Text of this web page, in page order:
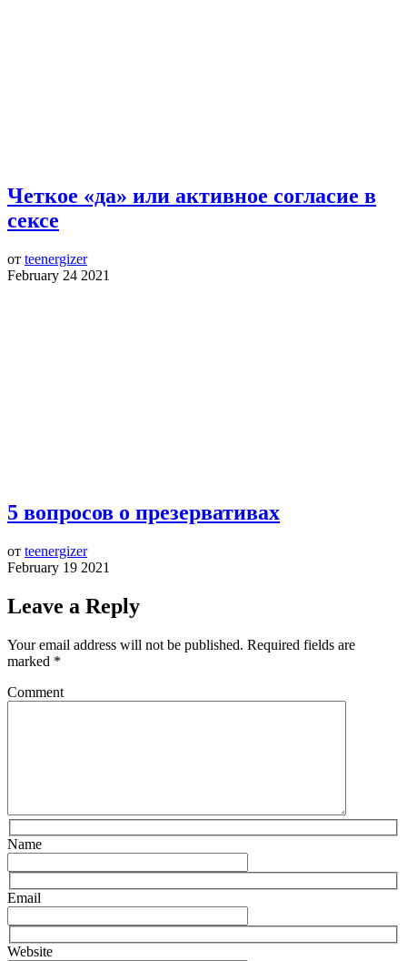
Четкое «да» или активное согласие в
сексе
от teenergizer
February 24 2021
5 вопросов о презервативах
от teenergizer
February 19 2021
Leave a Reply
Your email address will not be published. Required fields are
marked *
Comment
Name
Email
Website